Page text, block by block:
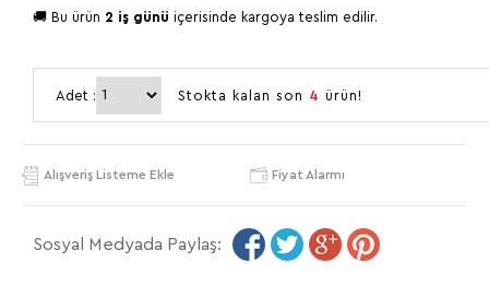
🚚 Bu ürün 2 iş günü içerisinde kargoya teslim edilir.
Adet : Stokta kalan son 4 ürün!
Alışveriş Listeme Ekle Fiyat Alarmı
Sosyal Medyada Paylaş: